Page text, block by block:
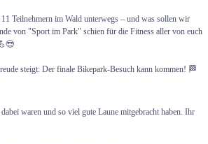
Teilnehmern im Wald unterwegs – und was sollen wir
von "Sport im Park" schien für die Fitness aller von euch
steigt: Der finale Bikepark-Besuch kann kommen! 🏁
waren und so viel gute Laune mitgebracht haben. Ihr